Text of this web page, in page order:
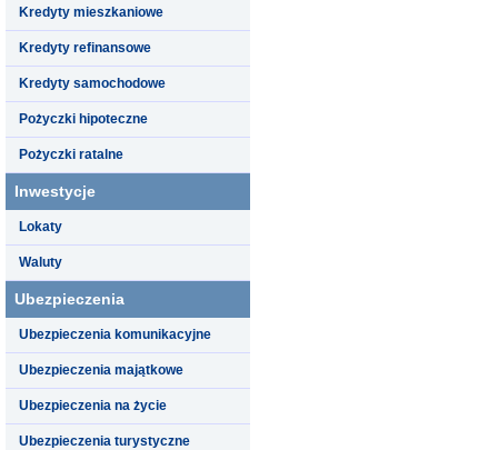
Kredyty mieszkaniowe
Kredyty refinansowe
Kredyty samochodowe
Pożyczki hipoteczne
Pożyczki ratalne
Inwestycje
Lokaty
Waluty
Ubezpieczenia
Ubezpieczenia komunikacyjne
Ubezpieczenia majątkowe
Ubezpieczenia na życie
Ubezpieczenia turystyczne